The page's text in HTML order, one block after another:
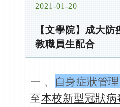
2021-01-20
【文學院】成大
教職員生配合
一 、 自身症狀管
至本校新型冠狀